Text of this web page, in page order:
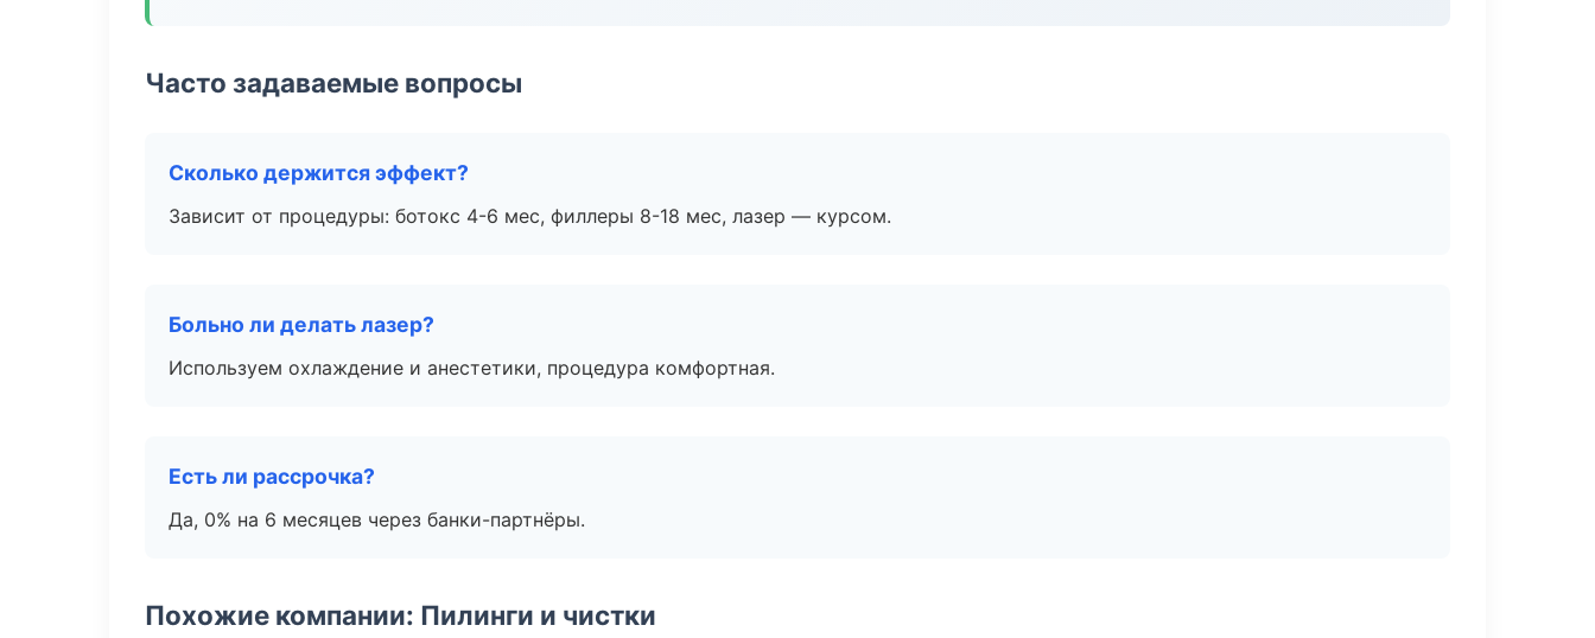
Часто задаваемые вопросы
Сколько держится эффект?
Зависит от процедуры: ботокс 4-6 мес, филлеры 8-18 мес, лазер — курсом.
Больно ли делать лазер?
Используем охлаждение и анестетики, процедура комфортная.
Есть ли рассрочка?
Да, 0% на 6 месяцев через банки-партнёры.
Похожие компании: Пилинги и чистки